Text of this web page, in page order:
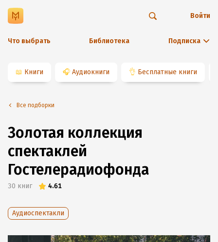
Что выбрать Библиотека Подписка
Войти
📖 Книги 🎧 Аудиокниги 👌 Бесплатные книги
Все подборки
Золотая коллекция
спектаклей
Гостелерадиофонда
30 книг 4.61
Аудиоспектакли